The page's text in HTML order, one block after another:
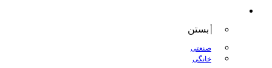
بستن
صنعتی
خانگی